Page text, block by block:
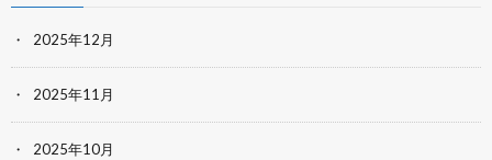
2025年12月
2025年11月
2025年10月